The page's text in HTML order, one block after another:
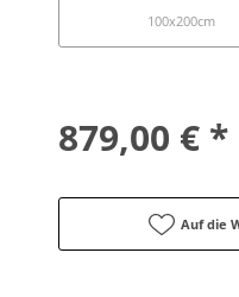
100x200cm
879,00 € *
Auf die